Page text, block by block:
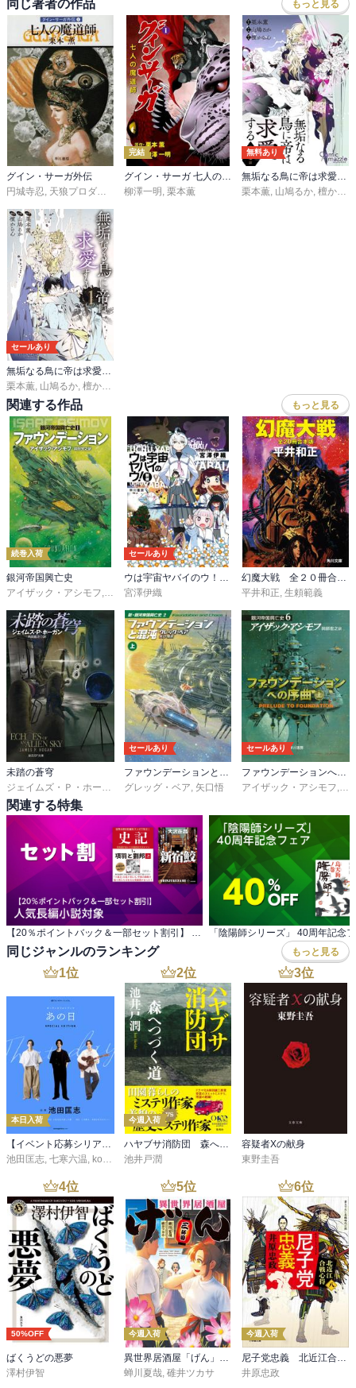
同じ著者の作品 もっと見る
グイン・サーガ外伝
円城寺忍, 天狼プロダクション
完結
グイン・サーガ 七人の魔道師
柳澤一明 , 栗本薫
無料あり
無垢なる鳥に帝は求愛する
栗本薫, 山鳩るか, 檀からん
セールあり
栗本薫 山鳩るか 檀からん
関連する作品 もっと見る
続巻入荷
銀河帝国興亡史
アイザック・アシモフ, 岡部宏之
セールあり
ウは宇宙ヤバイのウ！〔新版〕
宮澤伊織
幻魔大戦 全２０冊合本版
平井和正, 生頼範義
未踏の蒼穹
,内田昌之
セールあり
グレッグ・ベア 矢口悟
セールあり
アイザック・アシモフ
関連する特集
「陰陽師シリーズ」 40周年記念
同じジャンルのランキング もっと見る
1位
本日入荷
【イベント応募シリアルコード付】池田匡志出演・オーディオフォトブック「あの日」SPECIAL EDITION（音声／動画付）
池田匡志, 七寒六温, konoko58 ,村崎キコ
2位
今週入荷
ハヤブサ消防団 森へつづく道
池井戸潤
3位
容疑者Xの献身
東野圭吾
4位
50%OFF
ばくうどの悪夢
澤村伊智
5位
今週入荷
異世界居酒屋「げん」三杯目
蝉川夏哉, 碓井ツカサ
6位
今週入荷
尼子党忠義 北近江合戦心得〈八〉
井原忠政